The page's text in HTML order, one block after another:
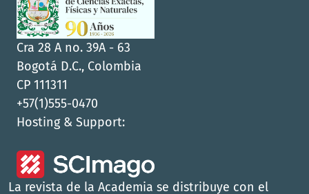
Cra 28 A no. 39A - 63
Bogotá D.C., Colombia
CP 111311
+57(1)555-0470
Hosting & Support:
La revista de la Academia se distribuye con el